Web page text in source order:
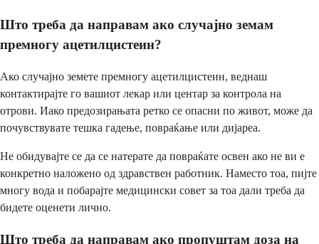
Што треба да направам ако случајно земам
премногу ацетилцистеин?
Ако случајно земете премногу ацетилцистеин, веднаш
контактирајте го вашиот лекар или центар за контрола на
отрови. Иако предозирањата ретко се опасни по живот, може да
почувствувате тешка гадење, повраќање или дијареа.
Не обидувајте се да се натерате да повраќате освен ако не ви е
конкретно наложено од здравствен работник. Наместо тоа, пијте
многу вода и побарајте медицински совет за тоа дали треба да
бидете оценети лично.
Што треба да направам ако пропуштам доза на